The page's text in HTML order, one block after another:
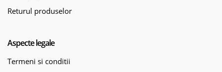
Returul produselor
Aspecte legale
Termeni si conditii